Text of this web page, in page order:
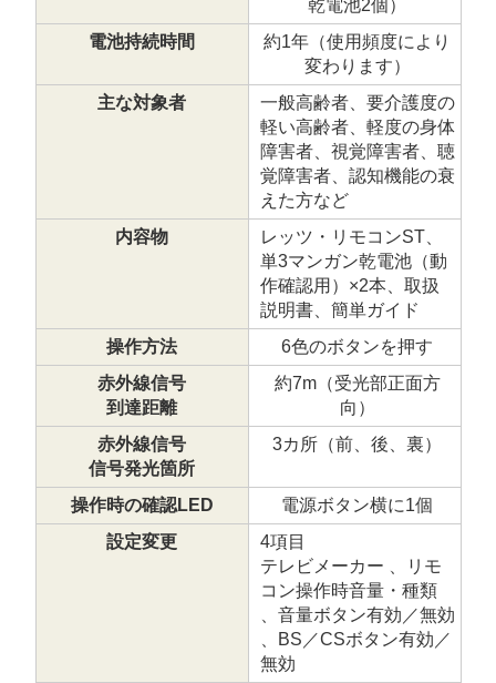
乾電池2個）
電池持続時間
約1年（使用頻度により
変わります）
主な対象者
一般高齢者、要介護度の
軽い高齢者、軽度の身体
障害者、視覚障害者、聴
覚障害者、認知機能の衰
えた方など
内容物
レッツ・リモコンST、
単3マンガン乾電池（動
作確認用）×2本、取扱
説明書、簡単ガイド
操作方法
6色のボタンを押す
赤外線信号
到達距離
約7m（受光部正面方
向）
赤外線信号
信号発光箇所
3カ所（前、後、裏）
操作時の確認LED
電源ボタン横に1個
設定変更
4項目
テレビメーカー 、リモ
コン操作時音量・種類
、音量ボタン有効／無効
、BS／CSボタン有効／
無効